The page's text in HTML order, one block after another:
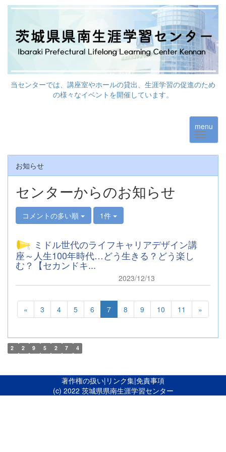
当センターでは、講座室やホールの貸出、生涯学習の促進のため
の様々なイベントを開催しています。
menu
お知らせ
センターからのお知らせ
コメントの多い順 1件
ミドル世代のライフキャリアデザイン講
座～人生100年時代…どう生きる？どう楽し
む？【セカンドキ...
2023/12/13
« 3 4 5 6 7 8 9 10 11 »
2 2 9 5 2 7 4
著作権の扱い| リンク集|免責事項
(c) 2022 茨城県県南生涯学習センター